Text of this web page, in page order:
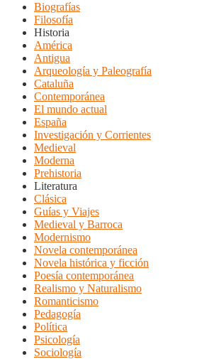
Biografías
Filosofía
Historia
América
Antigua
Arqueología y Paleografía
Cataluña
Contemporánea
El mundo actual
España
Investigación y Corrientes
Medieval
Moderna
Prehistoria
Literatura
Clásica
Guías y Viajes
Medieval y Barroca
Modernismo
Novela contemporánea
Novela histórica y ficción
Poesía contemporánea
Realismo y Naturalismo
Romanticismo
Pedagogía
Política
Psicología
Sociología